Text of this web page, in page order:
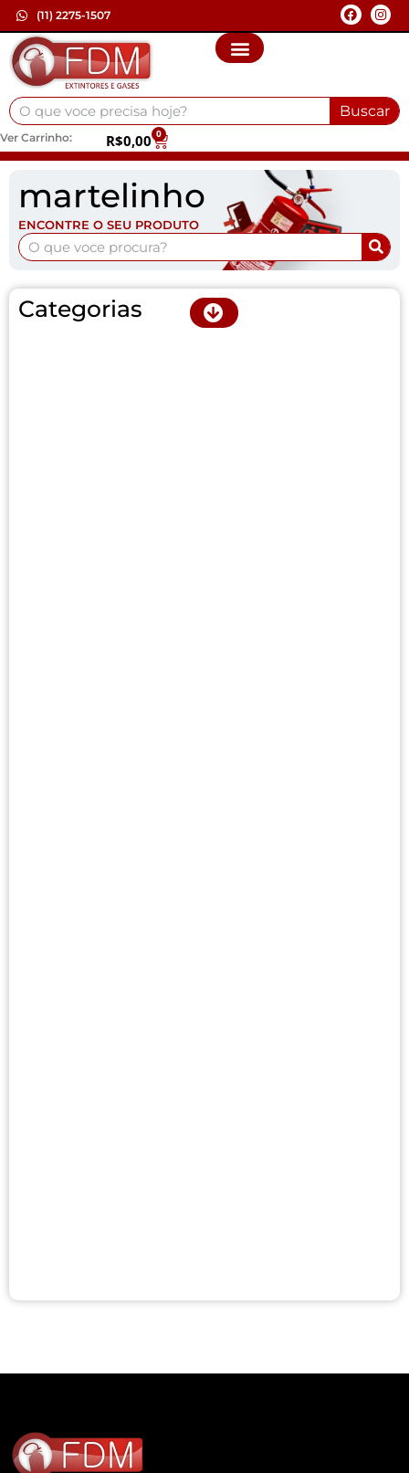
(11) 2275-1507
Buscar
Ver Carrinho: R$0,00 0
martelinho
ENCONTRE O SEU PRODUTO
Categorias